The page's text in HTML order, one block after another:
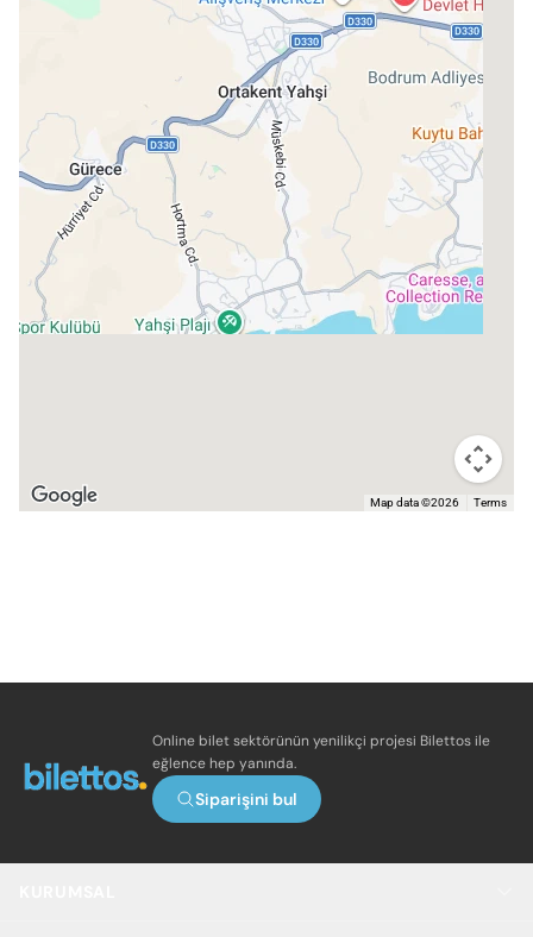
Map data ©2026 Terms
Online bilet sektörünün yenilikçi projesi Bilettos ile
eğlence hep yanında.
Siparişini bul